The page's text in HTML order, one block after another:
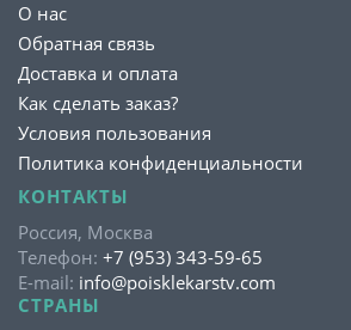
О нас
Обратная связь
Доставка и оплата
Как сделать заказ?
Условия пользования
Политика конфиденциальности
КОНТАКТЫ
Россия, Москва
Телефон: +7 (953) 343-59-65
E-mail: info@poisklekarstv.com
СТРАНЫ